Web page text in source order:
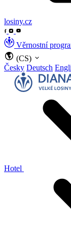
losiny.cz
Věrnostní
(CS)
Česky Deutsch
Hotel